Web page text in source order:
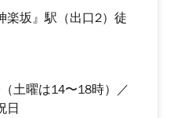
楽坂』駅（出口2）徒
土曜は14〜18時）／
日